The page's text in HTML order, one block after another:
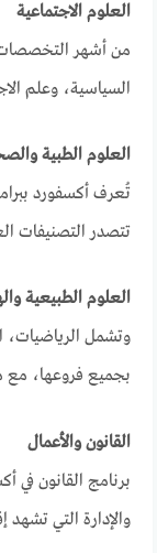
العلوم الاجتماعية
من أشهر التخصصات:
السياسية، وعلم
العلوم الطبية
تُعرف أكسفورد
تتصدر التصنيفات
العلوم الطبيعية
وتشمل الرياضيات،
بجميع فروعها،
القانون والأعمال
برنامج القانون في
والإدارة التي تشهد